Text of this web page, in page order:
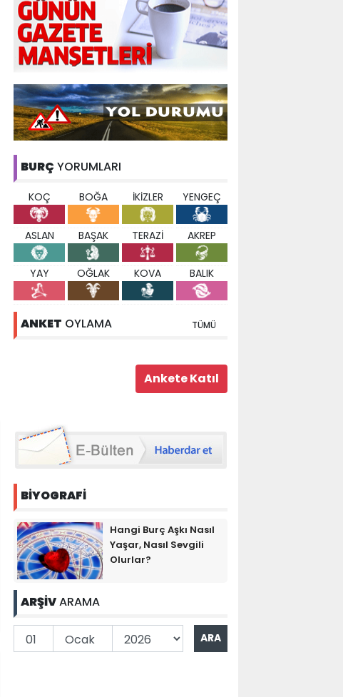
BURÇ YORUMLARI
KOÇ BOĞA İKİZLER YENGEÇ
ASLAN BAŞAK TERAZİ AKREP
YAY OĞLAK KOVA BALIK
ANKET OYLAMA TÜMÜ
BİYOGRAFİ
Hangi Burç Aşkı Nasıl
Yaşar, Nasıl Sevgili
Olurlar?
ARŞİVARAMA